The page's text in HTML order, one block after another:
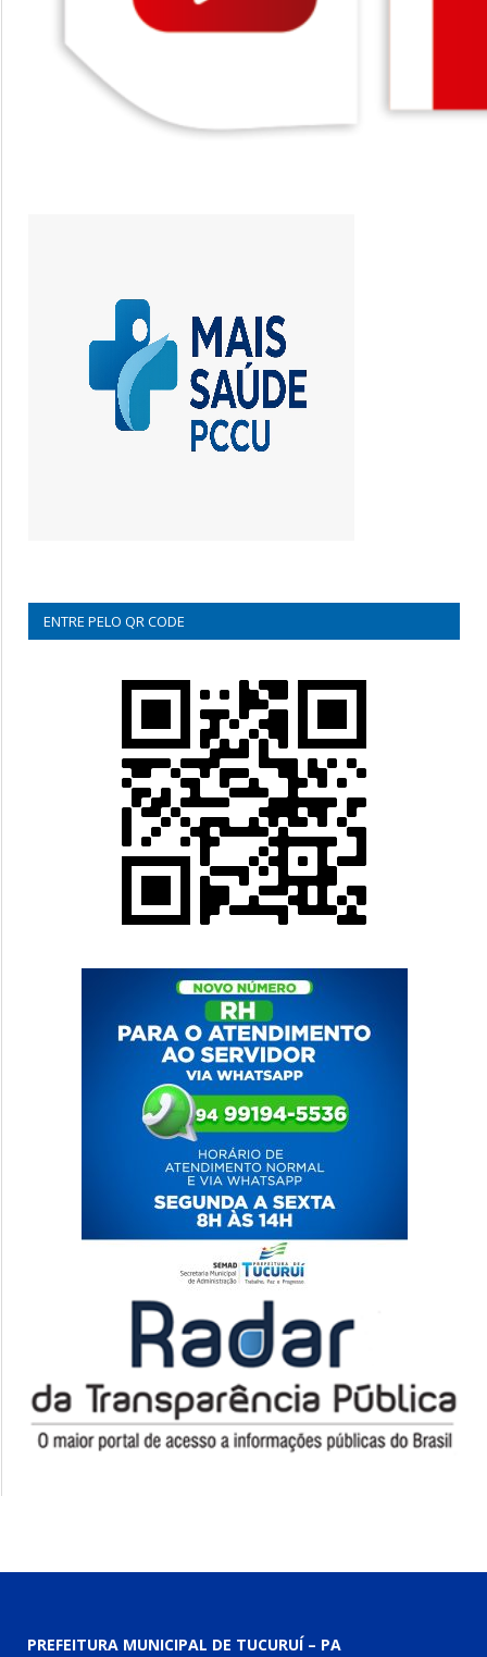
ENTRE PELO QR CODE
PREFEITURA MUNICIPAL DE TUCURUÍ – PA